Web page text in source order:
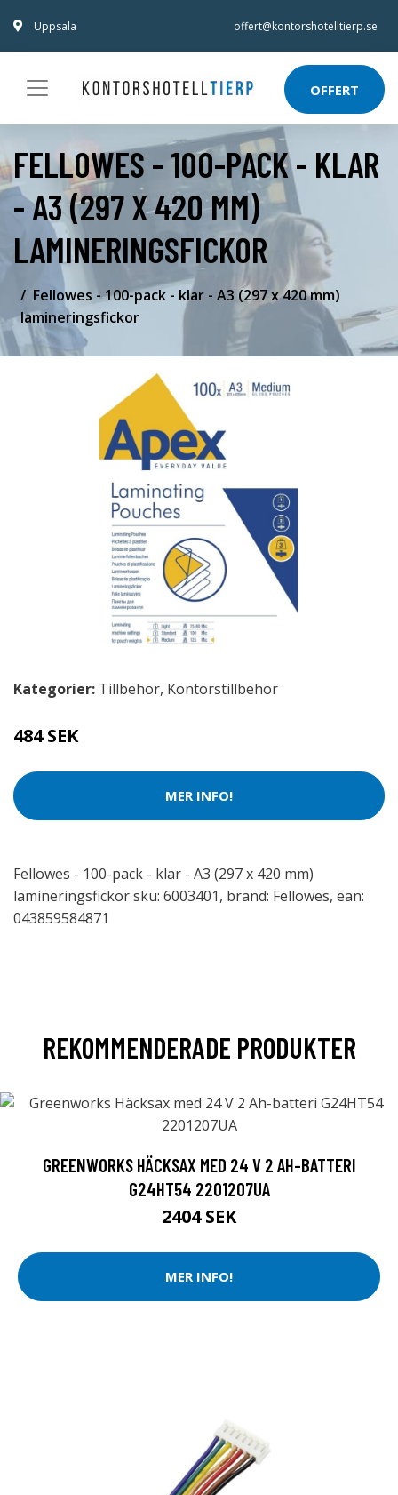
Uppsala offert@kontorshotelltierp.se
OFFERT
FELLOWES - 100-PACK - KLAR
- A3 (297 X 420 MM)
LAMINERINGSFICKOR
Fellowes - 100-pack - klar - A3 (297 x 420 mm)
lamineringsfickor
Kategorier: Tillbehör, Kontorstillbehör
484 SEK
MER INFO!
Fellowes - 100-pack - klar - A3 (297 x 420 mm)
lamineringsfickor sku: 6003401, brand: Fellowes, ean:
043859584871
REKOMMENDERADE PRODUKTER
GREENWORKS HÄCKSAX MED 24 V 2 AH-BATTERI
G24HT54 2201207UA
2404 SEK
MER INFO!